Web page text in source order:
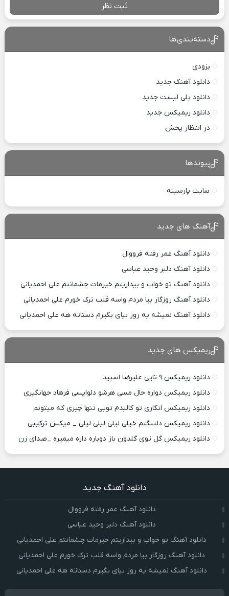
ثبت نظر
دسته‌بندی‌ها
بزودی
دانلود آهنگ جدید
دانلود پلی لیست جدید
دانلود ریمیکس جدید
در انتظار پخش
پیوندها
سایت پارسینه
آهنگ های جدید
دانلود آهنگ عمر رفته فرووال
دانلود آهنگ دلبر وحید عباسی
دانلود آهنگ تو خواب و بیداریتم خیرمات چشمانتم علی احمدیانی
دانلود آهنگ روزگار بیا مردم واسه قلب ترک خورم علی احمدیانی
دانلود آهنگ نمیشه یه روز بیای بگیرم دستاته هه علی احمدیانی
ریمیکس های جدید
دانلود ریمیکس ۹ تایی علیرضا اسپید
دانلود ریمیکس دواره حال مسی هرشو دلواپسی فرهاد جهانگیری
دانلود ریمیکس انگاری تو کالبدم تویی تنها چیزی که میتونم
دانلود ریمیکس دلتنگتم خیلی لیلی لیلی لیلی _ میکس ترکیبی
دانلود ریمیکس گل توی گلدون باز دوباره داره میمیره _صدای زن
دانلود آهنگ جدید
دانلود آهنگ عمر رفته فرووال
دانلود آهنگ دلبر وحید عباسی
دانلود آهنگ تو خواب و بیداریتم خیرمات چشمانتم علی احمدیانی
دانلود آهنگ روزگار بیا مردم واسه قلب ترک خورم علی احمدیانی
دانلود آهنگ نمیشه یه روز بیای بگیرم دستاته هه علی احمدیانی